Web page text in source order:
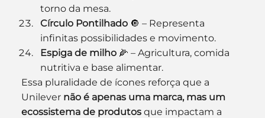
torno da mesa.
Círculo Pontilhado 🔘 – Representa
infinitas possibilidades e movimento.
Espiga de milho 🌽 – Agricultura, comida
nutritiva e base alimentar.
Essa pluralidade de ícones reforça que a
Unilever não é apenas uma marca, mas um
ecossistema de produtos que impactam a